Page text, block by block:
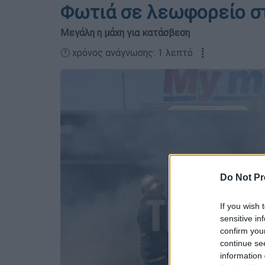
Do Not
If you wish
sensitive
confirm
continue
information
Φωτιά σε λεωφορείο
Μεγάλη η μάχη για κατάσβεση
🕛 χρόνος ανάγνωσης: 1 λεπτό ┋